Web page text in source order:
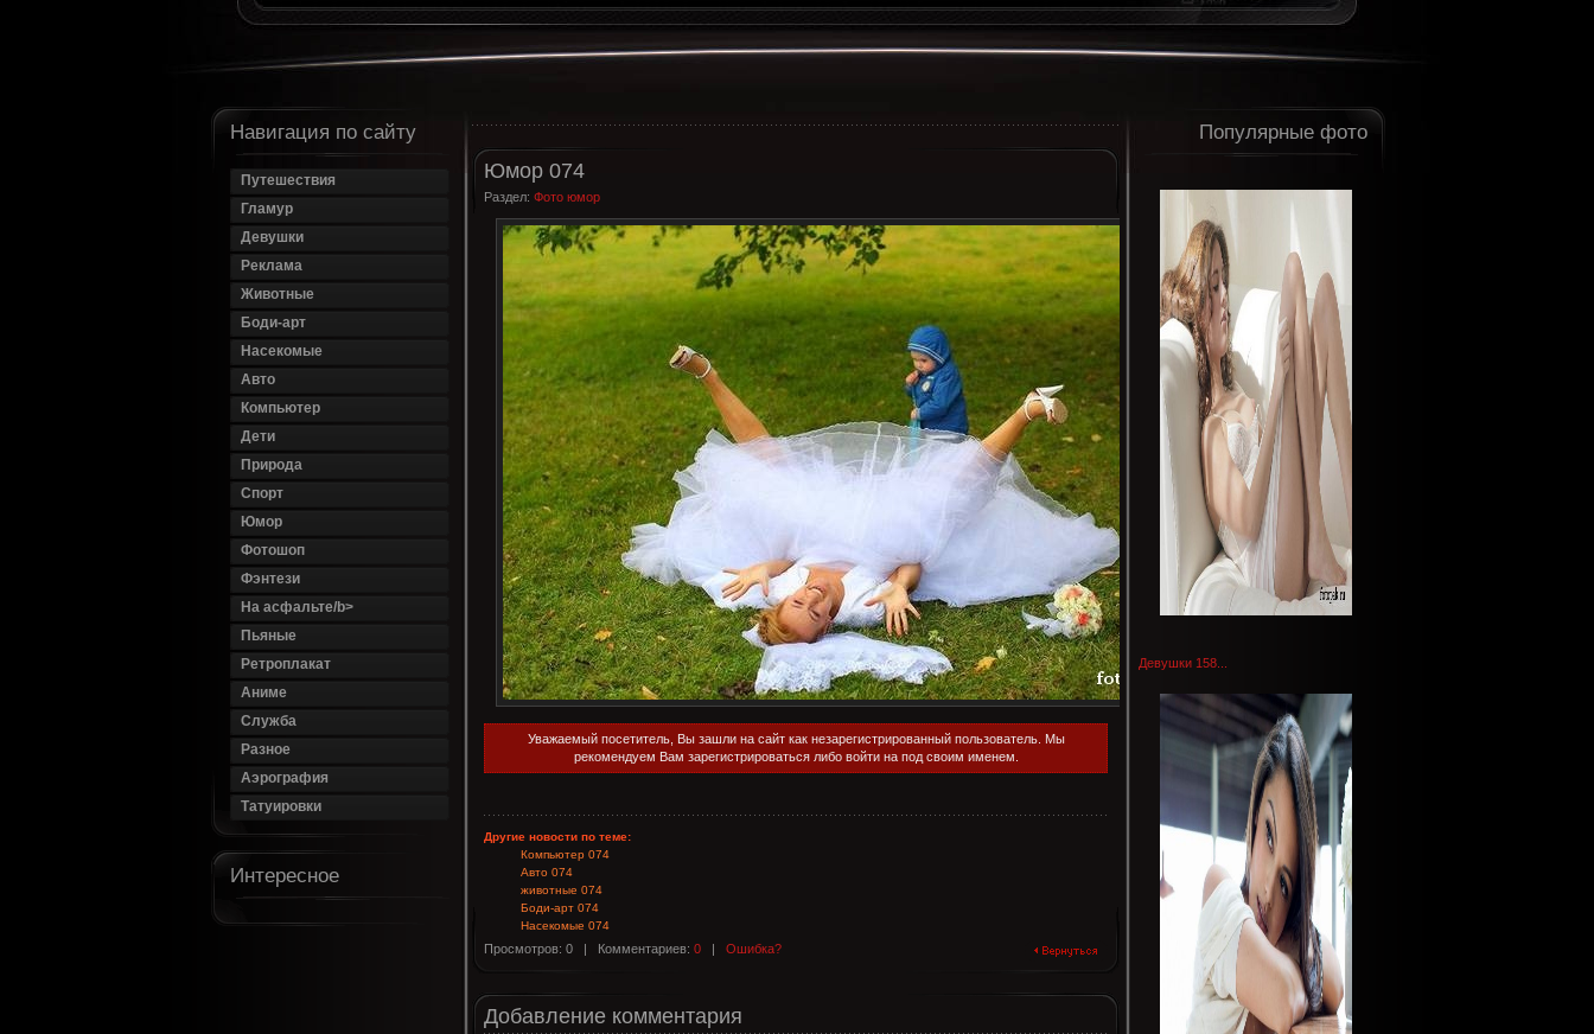
Юмор 074
Раздел: Фото юмор
Уважаемый посетитель, Вы зашли на сайт как незарегистрированный пользователь. Мы
рекомендуем Вам зарегистрироваться либо войти на под своим именем.
Другие новости по теме:
Компьютер 074
Авто 074
животные 074
Боди-арт 074
Насекомые 074
Просмотров: 0 | Комментариев: 0 | Ошибка?
Добавление комментария
Популярные фото
Девушки 158...
Навигация по сайту
Путешествия
Гламур
Девушки
Реклама
Животные
Боди-арт
Насекомые
Авто
Компьютер
Дети
Природа
Спорт
Юмор
Фотошоп
Фэнтези
На асфальте/b>
Пьяные
Ретроплакат
Аниме
Служба
Разное
Аэрография
Татуировки
Интересное